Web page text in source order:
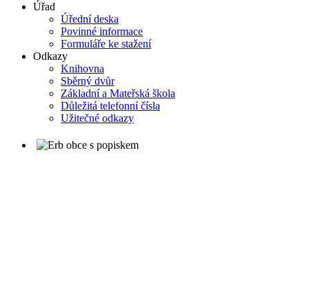
Úřad
Úřední deska
Povinné informace
Formuláře ke stažení
Odkazy
Knihovna
Sběrný dvůr
Základní a Mateřská škola
Důležitá telefonní čísla
Užitečné odkazy